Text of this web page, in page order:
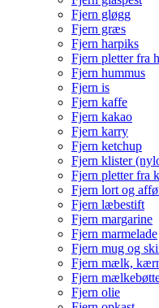
Fjern gløgg
Fjern græs
Fjern harpiks
Fjern pletter fra
Fjern hummus
Fjern is
Fjern kaffe
Fjern kakao
Fjern karry
Fjern ketchup
Fjern klister
Fjern pletter fra
Fjern lort og
Fjern læbestift
Fjern margarine
Fjern marmelade
Fjern mug og
Fjern mælk,
Fjern
Fjern olie